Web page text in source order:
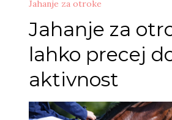
Jahanje za otroke
Jahanje za
lahko precej
aktivnost